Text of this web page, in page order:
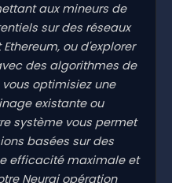
aux mineurs de
sur des réseaux
ou d'explorer
des algorithmes de
optimisiez une
existante ou
système vous permet
basées sur des
efficacité maximale et
Neurai opération